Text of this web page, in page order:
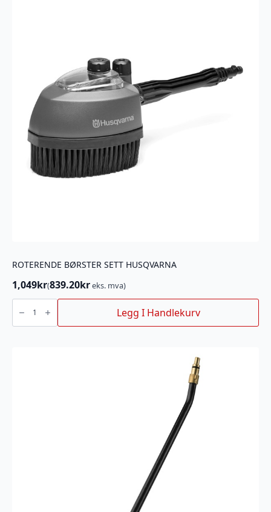
ROTERENDE BØRSTER SETT HUSQVARNA
1,049kr(839.20kreks. mva)
ROTERENDE
BØRSTER
SETT
HUSQVARNA
Legg I Handlekurv